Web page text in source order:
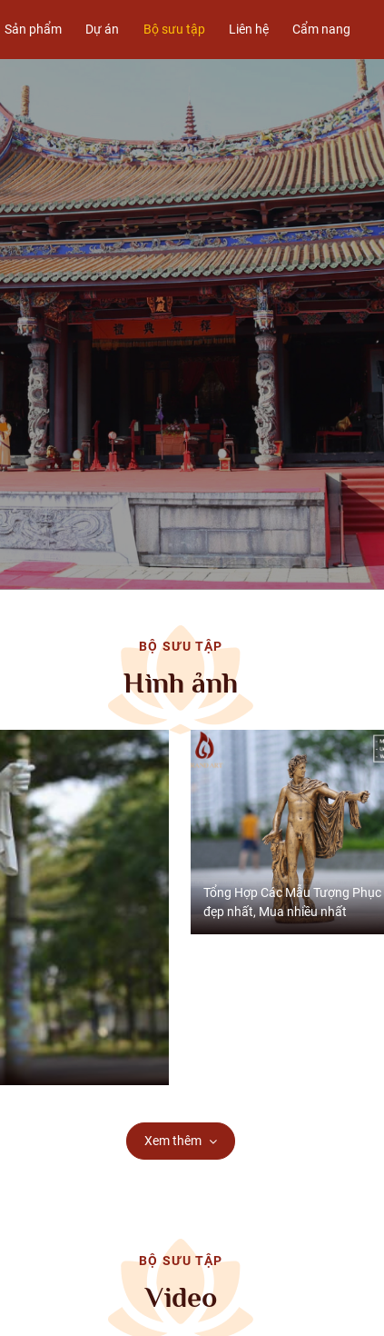
Sản phẩm Dự án Bộ sưu tập Liên hệ Cẩm nang
BỘ SƯU TẬP
Hình ảnh
Tổng Hợp Các Mẫu Tượng
đẹp nhất, Mua nhiều nhất
Xem thêm
BỘ SƯU TẬP
Video